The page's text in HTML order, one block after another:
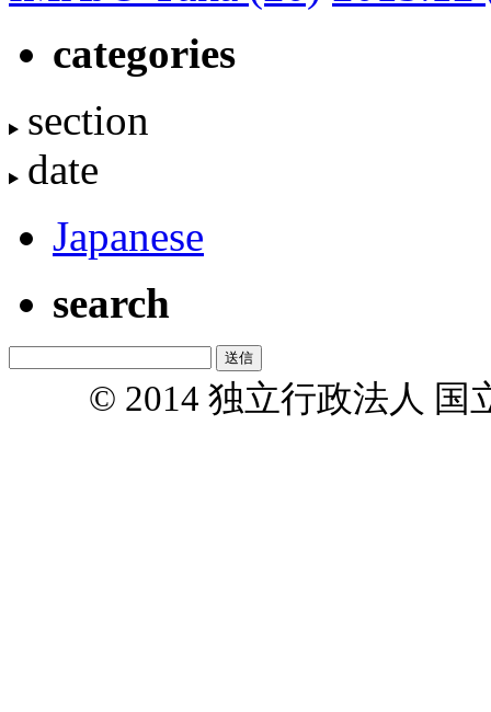
categories
section
date
Japanese
search
© 2014 独立行政法人 国